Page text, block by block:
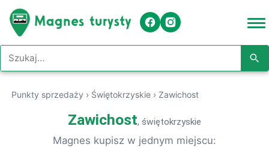
Szukaj w serwisie
Punkty sprzedaży › Świętokrzyskie › Zawichost
Zawichost, świętokrzyskie
Magnes kupisz w jednym miejscu: